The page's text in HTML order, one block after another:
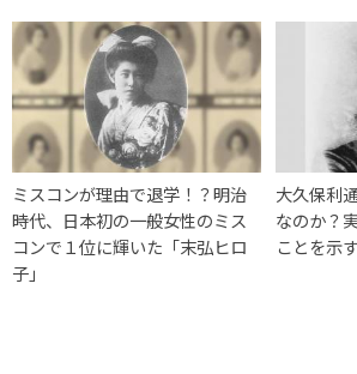
ミスコンが理由で退学！？明治
時代、日本初の一般女性のミス
コンで１位に輝いた「末弘ヒロ
子」
大久保利
なのか？
ことを示